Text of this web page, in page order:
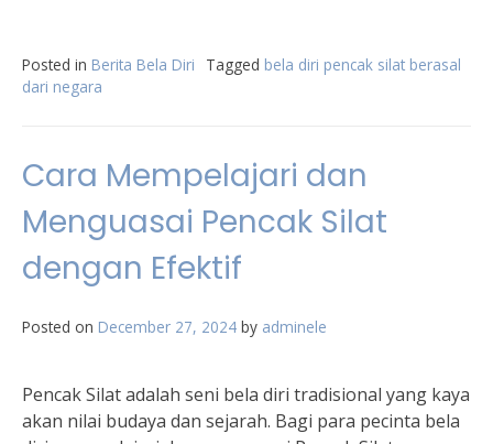
Posted in Berita Bela Diri Tagged bela diri pencak silat berasal
dari negara
Cara Mempelajari dan
Menguasai Pencak Silat
dengan Efektif
Posted on December 27, 2024 by adminele
Pencak Silat adalah seni bela diri tradisional yang kaya
akan nilai budaya dan sejarah. Bagi para pecinta bela